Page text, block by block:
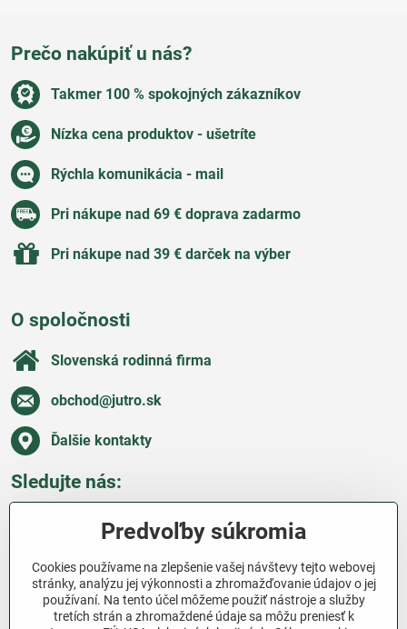
Prečo nakúpiť u nás?
Takmer 100 % spokojných zákazníkov
Nízka cena produktov - ušetríte
Rýchla komunikácia - mail
Pri nákupe nad 69 € doprava zadarmo
Pri nákupe nad 39 € darček na výber
O spoločnosti
Slovenská rodinná firma
obchod​@jutro​.sk
Ďalšie kontakty
Sledujte nás:
Všetko o nákupe
Ďakujeme za podporu
Predvoľby súkromia
Cookies používame na zlepšenie vašej návštevy tejto webovej
stránky, analýzu jej výkonnosti a zhromažďovanie údajov o jej
používaní. Na tento účel môžeme použiť nástroje a služby
tretích strán a zhromaždené údaje sa môžu preniesť k